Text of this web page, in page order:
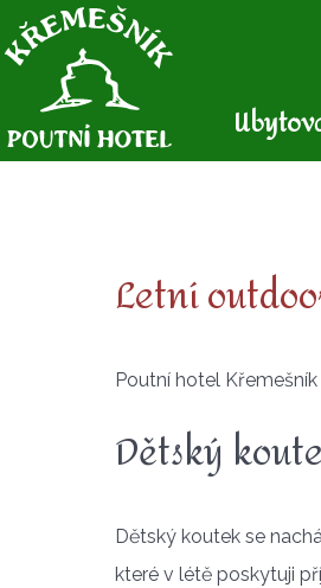
Letní
Poutní hotel
Dětský
Dětský koutek se
které v létě poskytuji